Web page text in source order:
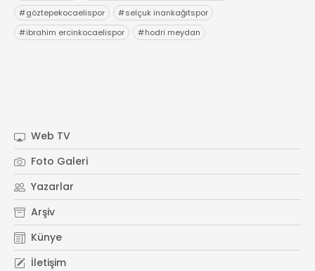
#göztepekocaelispor #selçuk inankağıtspor
#ibrahim ercinkocaelispor #hodri meydan
Web TV
Foto Galeri
Yazarlar
Arşiv
Künye
İletişim